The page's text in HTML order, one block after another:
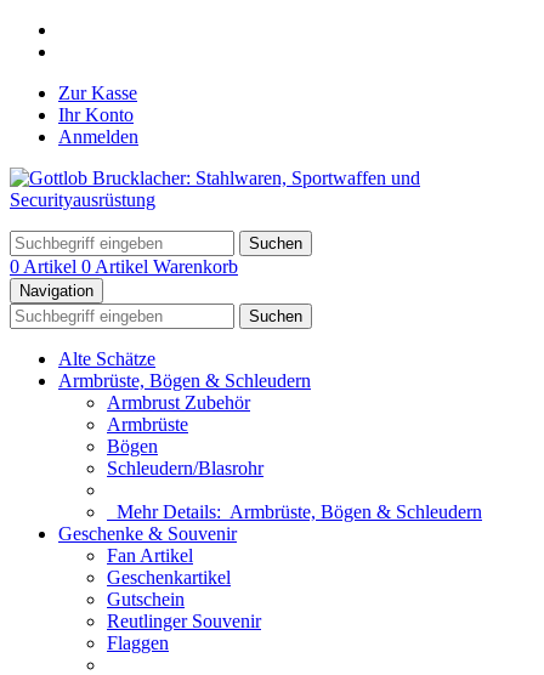
Zur Kasse
Ihr Konto
Anmelden
Suchen
0 Artikel 0 Artikel Warenkorb
Navigation
Suchen
Alte Schätze
Armbrüste, Bögen & Schleudern
Armbrust Zubehör
Armbrüste
Bögen
Schleudern/Blasrohr
Mehr Details: Armbrüste, Bögen & Schleudern
Geschenke & Souvenir
Fan Artikel
Geschenkartikel
Gutschein
Reutlinger Souvenir
Flaggen